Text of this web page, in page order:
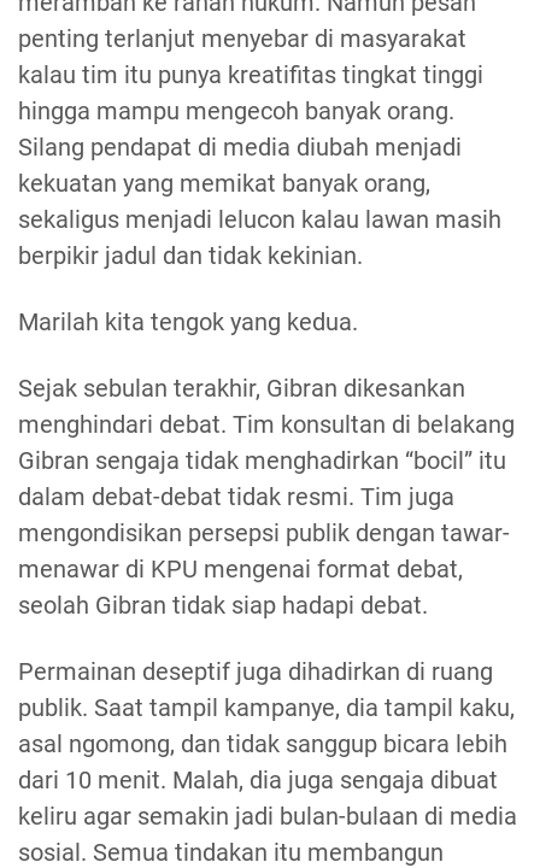
penting terlanjut menyebar di masyarakat
kalau tim itu punya kreatifitas tingkat tinggi
hingga mampu mengecoh banyak orang.
Silang pendapat di media diubah menjadi
kekuatan yang memikat banyak orang,
sekaligus menjadi lelucon kalau lawan masih
berpikir jadul dan tidak kekinian.
Marilah kita tengok yang kedua.
Sejak sebulan terakhir, Gibran dikesankan
menghindari debat. Tim konsultan di belakang
Gibran sengaja tidak menghadirkan “bocil” itu
dalam debat-debat tidak resmi. Tim juga
mengondisikan persepsi publik dengan tawar-
menawar di KPU mengenai format debat,
seolah Gibran tidak siap hadapi debat.
Permainan deseptif juga dihadirkan di ruang
publik. Saat tampil kampanye, dia tampil kaku,
asal ngomong, dan tidak sanggup bicara lebih
dari 10 menit. Malah, dia juga sengaja dibuat
keliru agar semakin jadi bulan-bulaan di media
sosial. Semua tindakan itu membangun